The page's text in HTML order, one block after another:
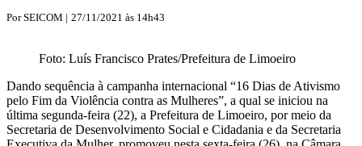
PorSEICOM | 27/11/2021 às 14h43
Foto: Luís Francisco Prates/Prefeitura de Limoeiro
Dando sequência à campanha internacional “16 Dias de Ativismo
pelo Fim da Violência contra as Mulheres”, a qual se iniciou na
última segunda-feira (22), a Prefeitura de Limoeiro, por meio da
Secretaria de Desenvolvimento Social e Cidadania e da Secretaria